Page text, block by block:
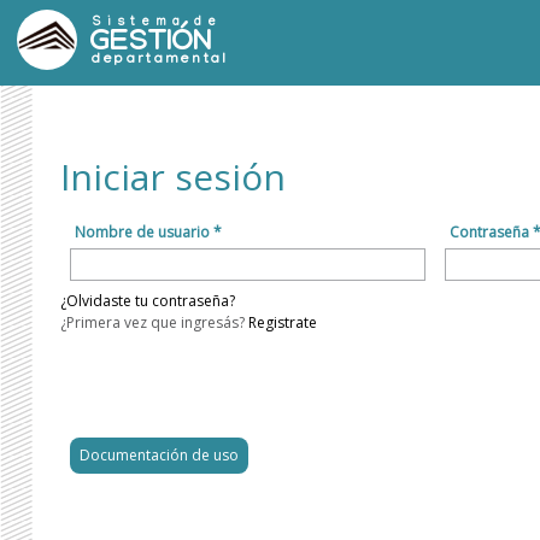
Sistema de
GESTIÓN
departamental
Iniciar sesión
Nombre de usuario * Contraseña *
¿Olvidaste tu contraseña?
¿Primera vez que ingresás?Registrate
Documentación de uso